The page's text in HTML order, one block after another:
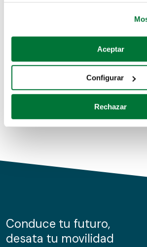
Si lo permite, también quisiéramos:
Recopilar información sobre su
Identificar su dispositivo
para buscar características
Obtenga más información sobre cómo
de cookies.
información sobre el uso que haga del
nuestros partners de redes sociales,
Aceptar
Configurar
Rechazar
Coches de segunda mano
Coches de km0
Conduce tu futuro,
desata tu movilidad